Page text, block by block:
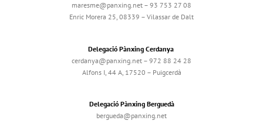
maresme@panxing.net – 93 753 27 08
Enric Morera 25, 08339 – Vilassar de Dalt
Delegació Pànxing Cerdanya
cerdanya@panxing.net – 972 88 24 28
Alfons I, 44 A, 17520 – Puigcerdà
Delegació Pànxing Berguedà
bergueda@panxing.net